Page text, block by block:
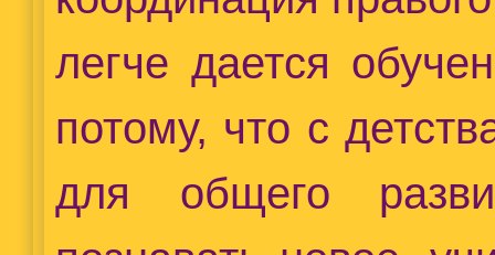
легче дается
потому, что с
для общего